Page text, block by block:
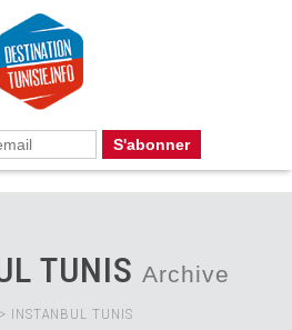
TUNIS Archive
> INSTANBUL TUNIS